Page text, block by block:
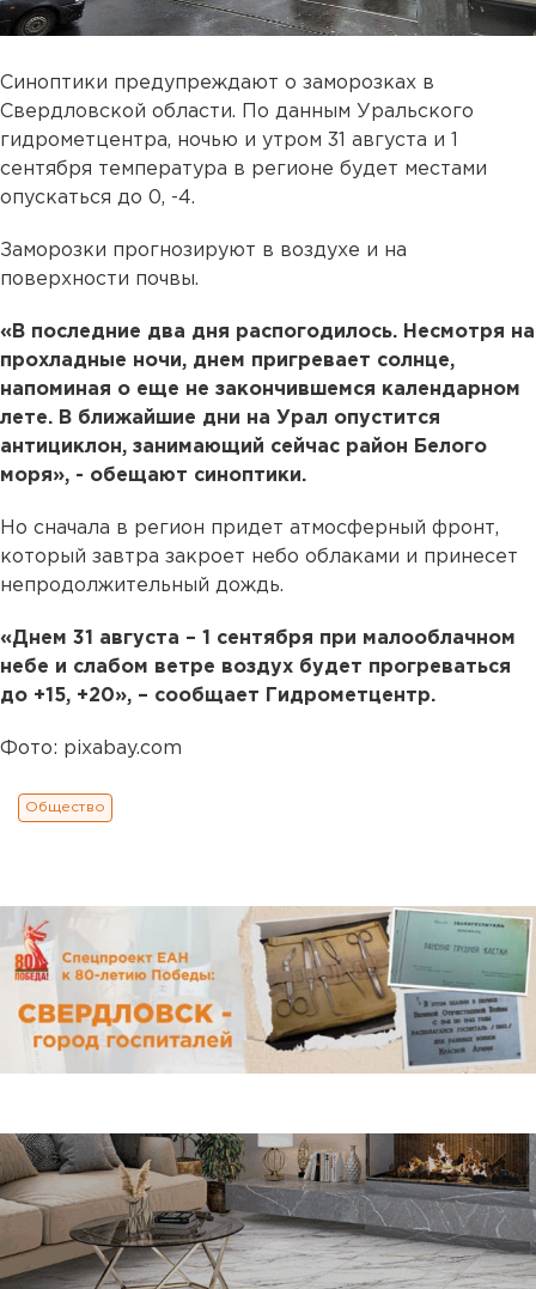
Синоптики предупреждают о заморозках в
Свердловской области. По данным Уральского
гидрометцентра, ночью и утром 31 августа и 1
сентября температура в регионе будет местами
опускаться до 0, -4.
Заморозки прогнозируют в воздухе и на
поверхности почвы.
«В последние два дня распогодилось. Несмотря на
прохладные ночи, днем пригревает солнце,
напоминая о еще не закончившемся календарном
лете. В ближайшие дни на Урал опустится
антициклон, занимающий сейчас район Белого
моря», - обещают синоптики.
Но сначала в регион придет атмосферный фронт,
который завтра закроет небо облаками и принесет
непродолжительный дождь.
«Днем 31 августа – 1 сентября при малооблачном
небе и слабом ветре воздух будет прогреваться
до +15, +20», – сообщает Гидрометцентр.
Фото: pixabay.com
Общество